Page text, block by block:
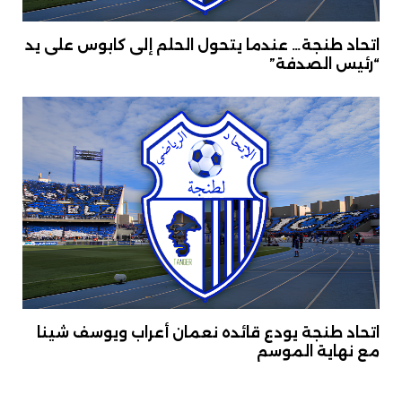
اتحاد طنجة… عندما يتحول الحلم إلى كابوس على يد
“رئيس الصدفة”
اتحاد طنجة يودع قائده نعمان أعراب ويوسف شينا
مع نهاية الموسم